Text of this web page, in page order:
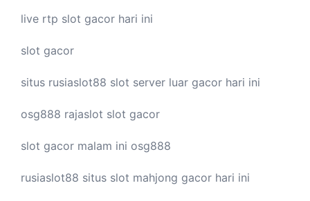
live rtp slot gacor hari ini
slot gacor
situs rusiaslot88 slot server luar gacor hari ini
osg888 rajaslot slot gacor
slot gacor malam ini osg888
rusiaslot88 situs slot mahjong gacor hari ini